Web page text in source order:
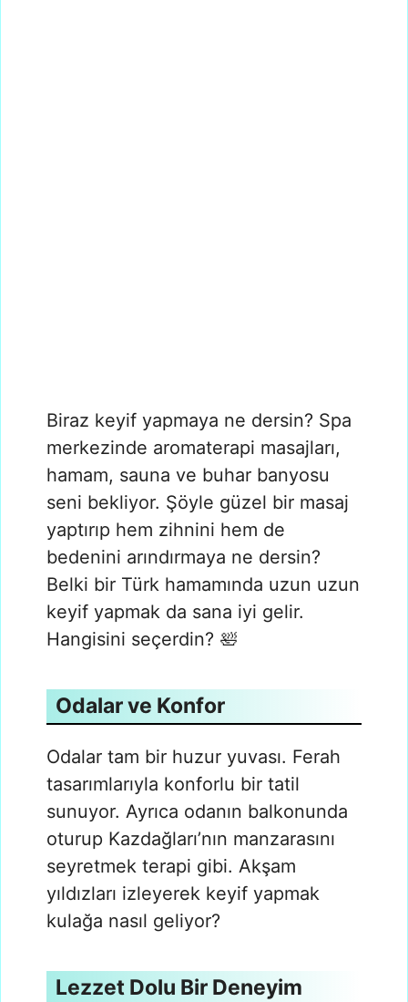
Biraz keyif yapmaya ne dersin? Spa
merkezinde aromaterapi masajları,
hamam, sauna ve buhar banyosu
seni bekliyor. Şöyle güzel bir masaj
yaptırıp hem zihnini hem de
bedenini arındırmaya ne dersin?
Belki bir Türk hamamında uzun uzun
keyif yapmak da sana iyi gelir.
Hangisini seçerdin? 🛀
Odalar ve Konfor
Odalar tam bir huzur yuvası. Ferah
tasarımlarıyla konforlu bir tatil
sunuyor. Ayrıca odanın balkonunda
oturup Kazdağları’nın manzarasını
seyretmek terapi gibi. Akşam
yıldızları izleyerek keyif yapmak
kulağa nasıl geliyor?
Lezzet Dolu Bir Deneyim